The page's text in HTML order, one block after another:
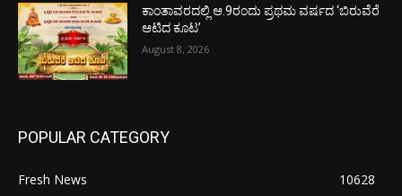
ಕಾಂತಾವರದಲ್ಲಿ ಆ.9ರಂದು ಪ್ರಥಮ ವರ್ಷದ ‘ಬಿರುವೆರೆ
ಆಟಿದ ಕೂಟ’
August 8, 2026
POPULAR CATEGORY
Fresh News
10628